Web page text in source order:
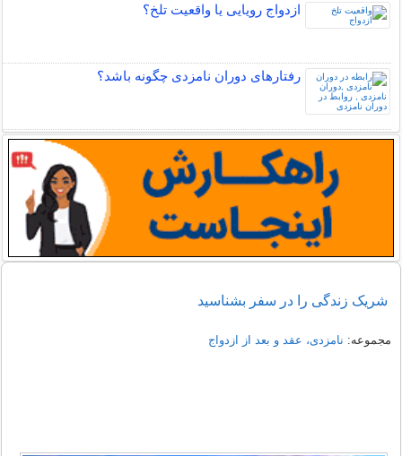
ازدواج رویایی یا واقعیت تلخ؟
رفتارهای دوران نامزدی چگونه باشد؟
شریک زندگی را در سفر بشناسید
مجموعه: نامزدی، عقد و بعد از ازدواج